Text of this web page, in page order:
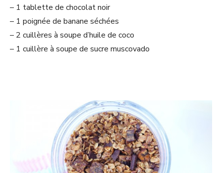
– 1 tablette de chocolat noir
– 1 poignée de banane séchées
– 2 cuillères à soupe d’huile de coco
– 1 cuillère à soupe de sucre muscovado